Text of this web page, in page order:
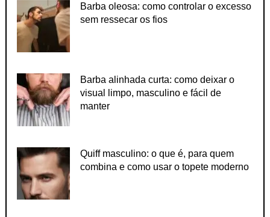
Barba oleosa: como controlar o excesso
sem ressecar os fios
Barba alinhada curta: como deixar o
visual limpo, masculino e fácil de
manter
Quiff masculino: o que é, para quem
combina e como usar o topete moderno